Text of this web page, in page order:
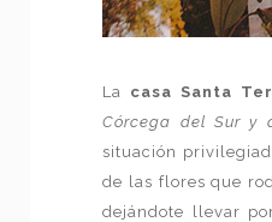
La casa Santa
Córcega del Sur y
situación
de las flores que
dejándote llevar